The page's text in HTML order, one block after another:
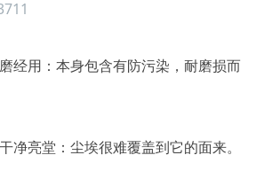
用：本身包含有防污染，耐磨损而
亮堂：尘埃很难覆盖到它的面来。